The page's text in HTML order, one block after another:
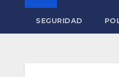
SEGURIDAD